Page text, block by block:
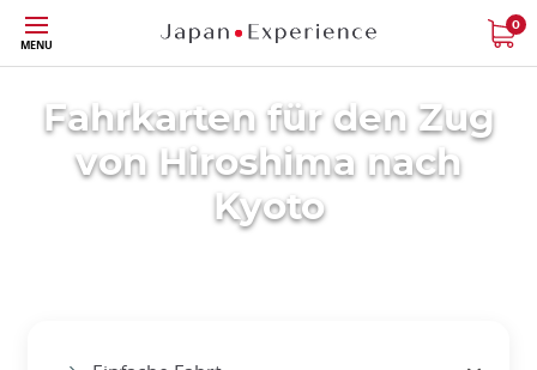
Größe
MENU
0
Fahrkarten für den Zug
von Hiroshima nach
Kyoto